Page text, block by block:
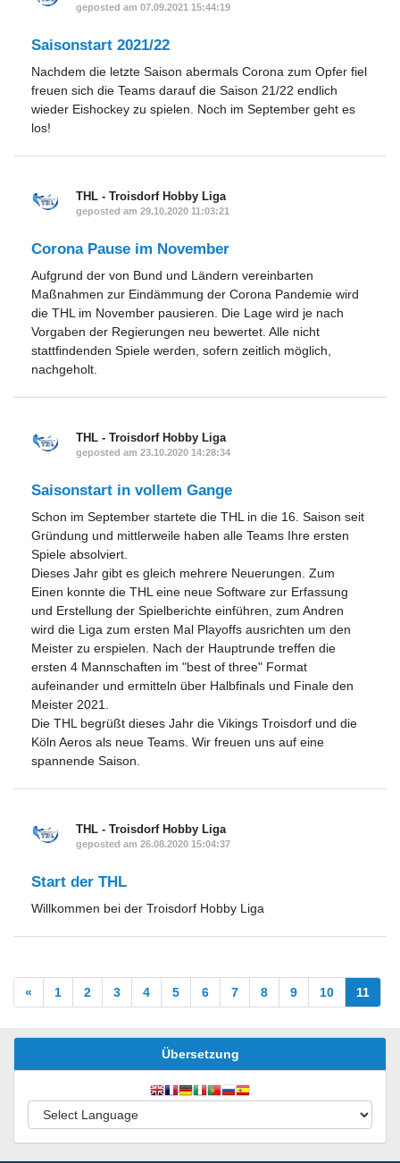
geposted am 07.09.2021 15:44:19
Saisonstart 2021/22
Nachdem die letzte Saison abermals Corona zum Opfer fiel
freuen sich die Teams darauf die Saison 21/22 endlich
wieder Eishockey zu spielen. Noch im September geht es
los!
THL - Troisdorf Hobby Liga
geposted am 29.10.2020 11:03:21
Corona Pause im November
Aufgrund der von Bund und Ländern vereinbarten
Maßnahmen zur Eindämmung der Corona Pandemie wird
die THL im November pausieren. Die Lage wird je nach
Vorgaben der Regierungen neu bewertet. Alle nicht
stattfindenden Spiele werden, sofern zeitlich möglich,
nachgeholt.
THL - Troisdorf Hobby Liga
geposted am 23.10.2020 14:28:34
Saisonstart in vollem Gange
Schon im September startete die THL in die 16. Saison seit
Gründung und mittlerweile haben alle Teams Ihre ersten
Spiele absolviert.
Dieses Jahr gibt es gleich mehrere Neuerungen. Zum
Einen konnte die THL eine neue Software zur Erfassung
und Erstellung der Spielberichte einführen, zum Andren
wird die Liga zum ersten Mal Playoffs ausrichten um den
Meister zu erspielen. Nach der Hauptrunde treffen die
ersten 4 Mannschaften im "best of three" Format
aufeinander und ermitteln über Halbfinals und Finale den
Meister 2021.
Die THL begrüßt dieses Jahr die Vikings Troisdorf und die
Köln Aeros als neue Teams. Wir freuen uns auf eine
spannende Saison.
THL - Troisdorf Hobby Liga
geposted am 26.08.2020 15:04:37
Start der THL
Willkommen bei der Troisdorf Hobby Liga
« 1 2 3 4 5 6 7 8 9 10 11
Übersetzung